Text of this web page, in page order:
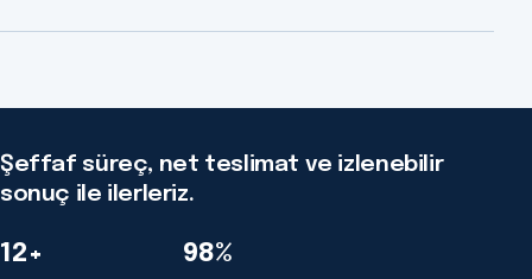
Şeffaf süreç, net teslimat ve izlenebilir
sonuç ile ilerleriz.
12+ 98%